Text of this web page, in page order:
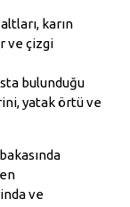
karın
ve çizgi
bulunduğu
yatak örtü ve
ve